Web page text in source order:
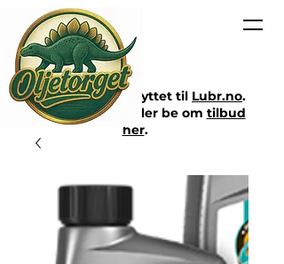
Nettbutikken er flyttet til Lubr.no.
Klikk på lenken eller be om tilbud
her.